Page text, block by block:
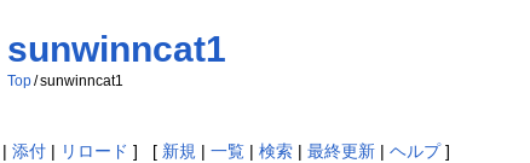
sunwinncat1
Top/sunwinncat1
添付| リロード ] [ 新規 | 一覧| 検索| 最終更新| ヘルプ]